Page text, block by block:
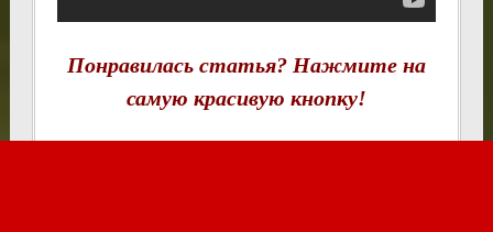
Понравилась статья? Нажмите на
самую красивую кнопку!